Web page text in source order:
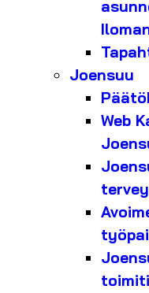
Joensuu
Web